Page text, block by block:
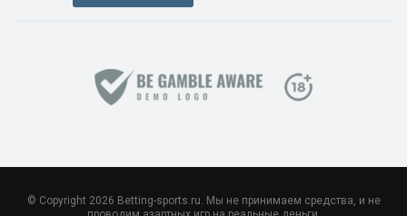
© Copyright 2026 Betting-sports.ru. Мы не принимаем средства, и не